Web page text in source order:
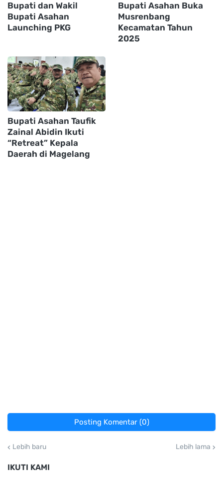
Bupati dan Wakil
Bupati Asahan
Launching PKG
Bupati Asahan Buka
Musrenbang
Kecamatan Tahun
2025
Bupati Asahan Taufik
Zainal Abidin Ikuti
“Retreat” Kepala
Daerah di Magelang
Posting Komentar (0)
Lebih baru Lebih lama
IKUTI KAMI